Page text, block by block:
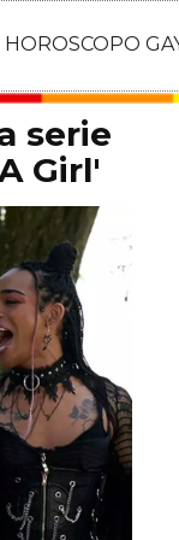
HOROSCOPO
serie
Girl'